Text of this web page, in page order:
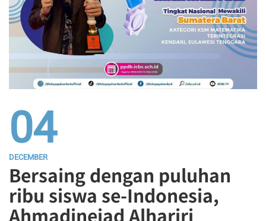
04
DECEMBER
Bersaing dengan puluhan
ribu siswa se-Indonesia,
Ahmadinejad Alhariri